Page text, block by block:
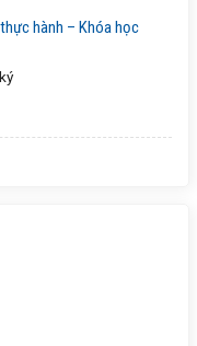
hành – Khóa học